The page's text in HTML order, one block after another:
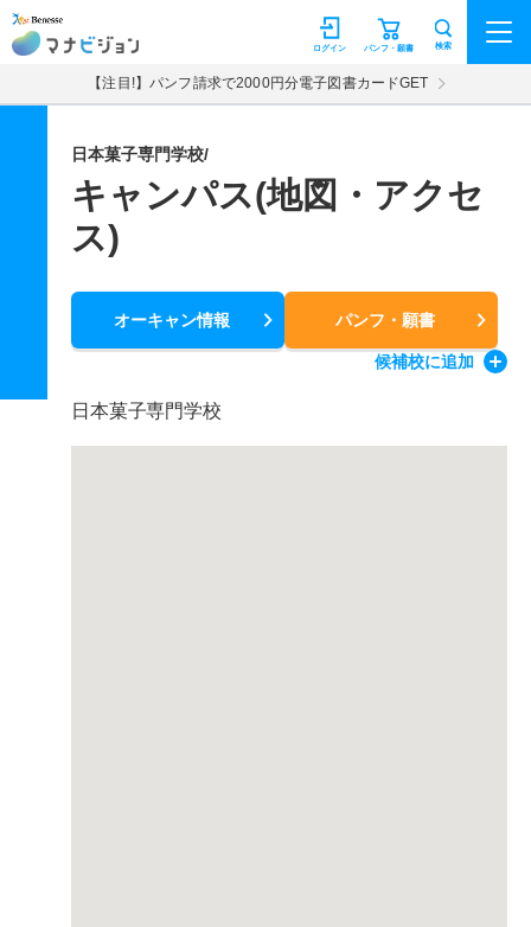
マナビジョン パンフ・願書
ログイン 検索
【注目!】パンフ請求で2000円分電子図書カードGET
日本菓子専門学校/
キャンパス(地図・アクセ
ス)
オーキャン情報 パンフ・願書
候補校に追加
日本菓子専門学校